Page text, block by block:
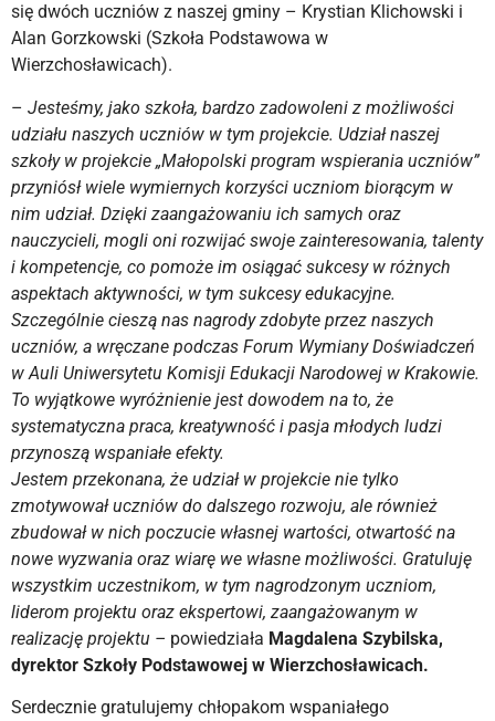
się dwóch uczniów z naszej gminy – Krystian Klichowski i
Alan Gorzkowski (Szkoła Podstawowa w
Wierzchosławicach).
– Jesteśmy, jako szkoła, bardzo zadowoleni z możliwości
udziału naszych uczniów w tym projekcie. Udział naszej
szkoły w projekcie „Małopolski program wspierania uczniów”
przyniósł wiele wymiernych korzyści uczniom biorącym w
nim udział. Dzięki zaangażowaniu ich samych oraz
nauczycieli, mogli oni rozwijać swoje zainteresowania, talenty
i kompetencje, co pomoże im osiągać sukcesy w różnych
aspektach aktywności, w tym sukcesy edukacyjne.
Szczególnie cieszą nas nagrody zdobyte przez naszych
uczniów, a wręczane podczas Forum Wymiany Doświadczeń
w Auli Uniwersytetu Komisji Edukacji Narodowej w Krakowie.
To wyjątkowe wyróżnienie jest dowodem na to, że
systematyczna praca, kreatywność i pasja młodych ludzi
przynoszą wspaniałe efekty.
Jestem przekonana, że udział w projekcie nie tylko
zmotywował uczniów do dalszego rozwoju, ale również
zbudował w nich poczucie własnej wartości, otwartość na
nowe wyzwania oraz wiarę we własne możliwości. Gratuluję
wszystkim uczestnikom, w tym nagrodzonym uczniom,
liderom projektu oraz ekspertowi, zaangażowanym w
realizację projektu – powiedziała Magdalena Szybilska,
dyrektor Szkoły Podstawowej w Wierzchosławicach.
Serdecznie gratulujemy chłopakom wspaniałego